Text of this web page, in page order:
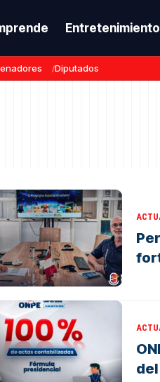
Entretenimiento
Diputados